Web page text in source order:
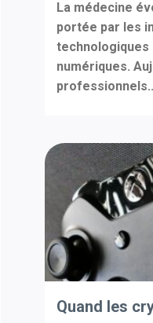
La médecine
portée par les
technologiques
numériques.
Quand les